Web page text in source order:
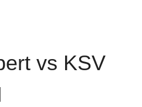
vs KSV